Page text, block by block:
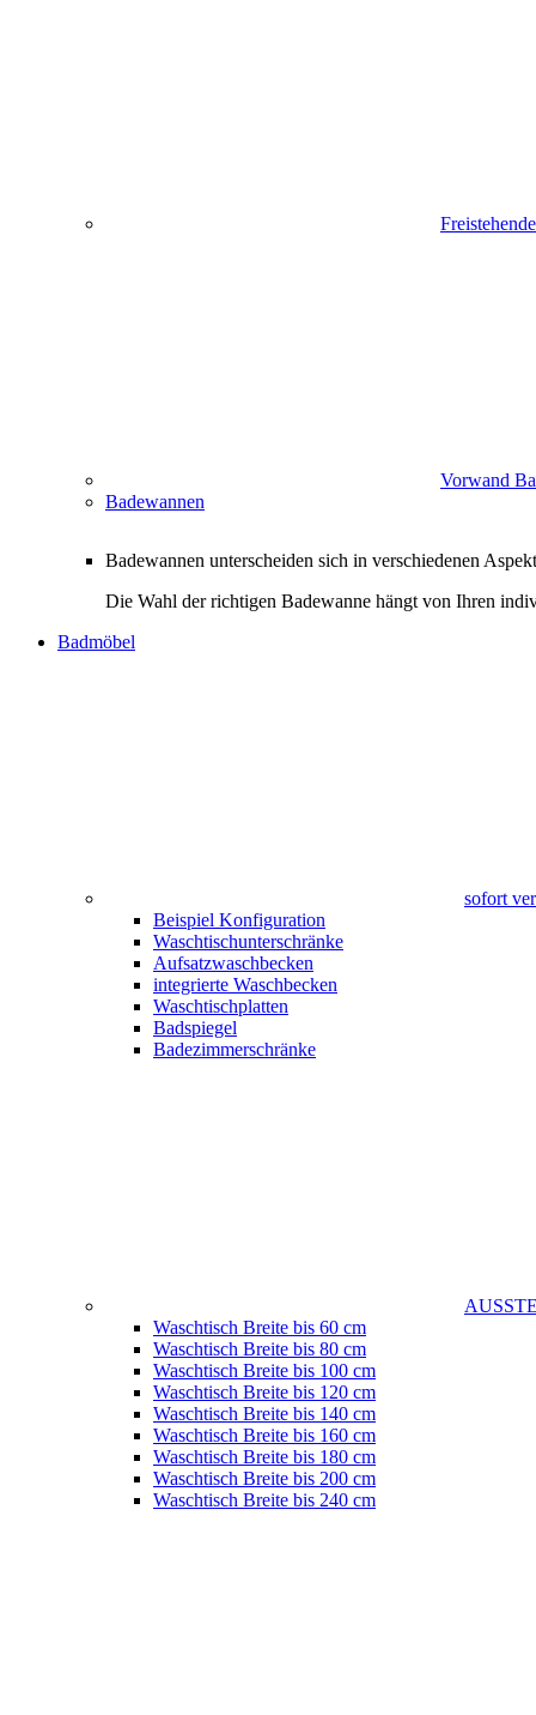
Vorwand
Badewannen
Badewannen unterscheiden sich in verschiedenen
Die Wahl der richtigen Badewanne hängt von Ihren
Badmöbel
sofort
Beispiel Konfiguration
Waschtischunterschränke
Aufsatzwaschbecken
integrierte Waschbecken
Waschtischplatten
Badspiegel
Badezimmerschränke
Waschtisch Breite bis 60 cm
Waschtisch Breite bis 80 cm
Waschtisch Breite bis 100 cm
Waschtisch Breite bis 120 cm
Waschtisch Breite bis 140 cm
Waschtisch Breite bis 160 cm
Waschtisch Breite bis 180 cm
Waschtisch Breite bis 200 cm
Waschtisch Breite bis 240 cm